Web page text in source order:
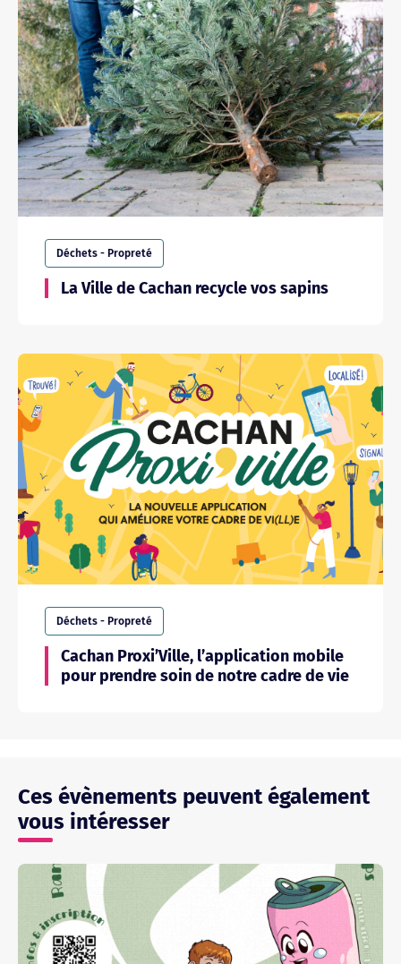
Déchets - Propreté
La Ville de Cachan recycle vos sapins
Déchets - Propreté
Cachan Proxi’Ville, l’application mobile
pour prendre soin de notre cadre de vie
Ces évènements peuvent également
vous intéresser